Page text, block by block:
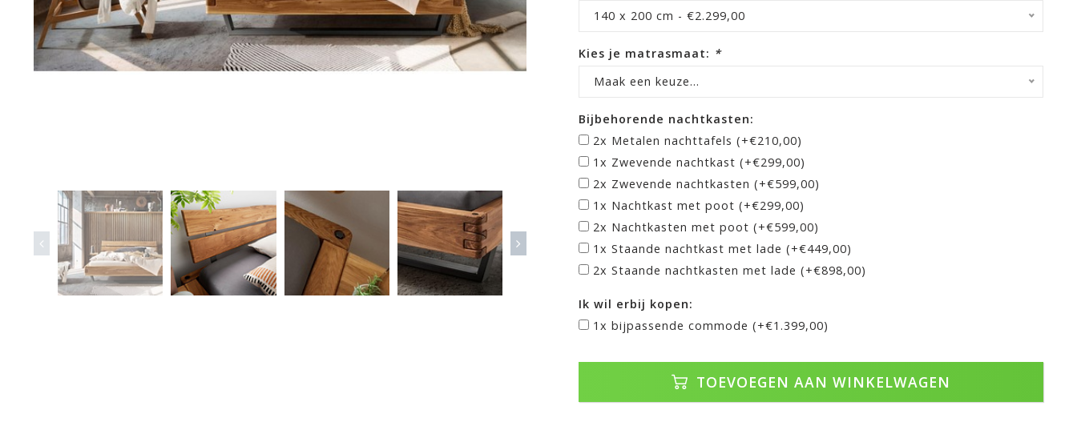
140 x 200 cm - €2.299,00
Kies je matrasmaat: *
Maak een keuze...
Bijbehorende nachtkasten:
2x Metalen nachttafels (+€210,00)
1x Zwevende nachtkast (+€299,00)
2x Zwevende nachtkasten (+€599,00)
1x Nachtkast met poot (+€299,00)
2x Nachtkasten met poot (+€599,00)
1x Staande nachtkast met lade (+€449,00)
2x Staande nachtkasten met lade (+€898,00)
Ik wil erbij kopen:
1x bijpassende commode (+€1.399,00)
TOEVOEGEN AAN WINKELWAGEN